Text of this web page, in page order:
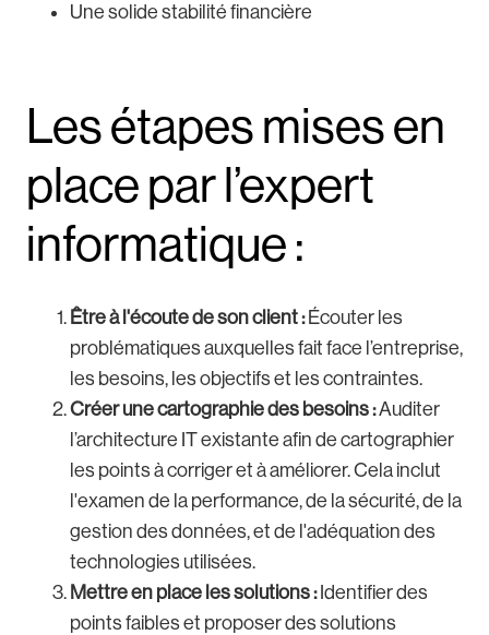
Une solide stabilité financière
Les étapes mises en
place par l’expert
informatique :
Être à l'écoute de son client :Écouter les
problématiques auxquelles fait face l’entreprise,
les besoins, les objectifs et les contraintes.
Créer une cartographie des besoins :Auditer
l’architecture IT existante afin de cartographier
les points à corriger et à améliorer. Cela inclut
l'examen de la performance, de la sécurité, de la
gestion des données, et de l'adéquation des
technologies utilisées.
Mettre en place les solutions :Identifier des
points faibles et proposer des solutions